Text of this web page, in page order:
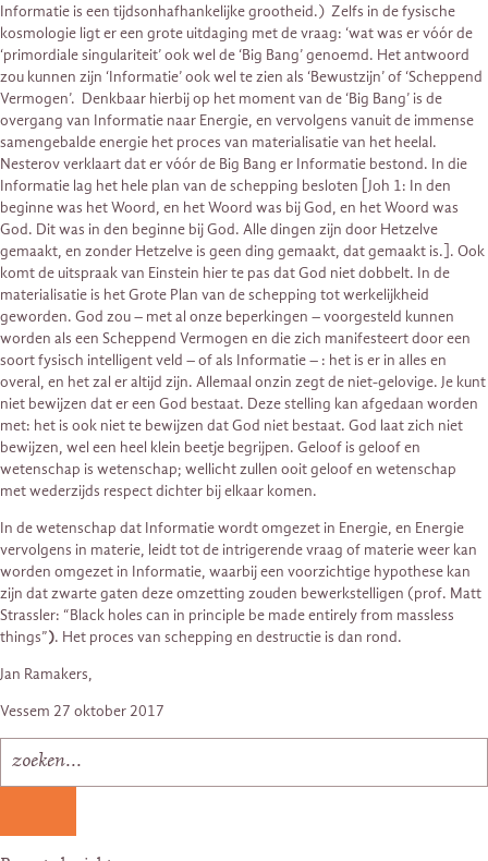
Informatie is een tijdsonhafhankelijke grootheid.) Zelfs in de fysische
kosmologie ligt er een grote uitdaging met de vraag: ‘wat was er vóór de
‘primordiale singulariteit’ ook wel de ‘Big Bang’ genoemd. Het antwoord
zou kunnen zijn ‘Informatie’ ook wel te zien als ‘Bewustzijn’ of ‘Scheppend
Vermogen’. Denkbaar hierbij op het moment van de ‘Big Bang’ is de
overgang van Informatie naar Energie, en vervolgens vanuit de immense
samengebalde energie het proces van materialisatie van het heelal.
Nesterov verklaart dat er vóór de Big Bang er Informatie bestond. In die
Informatie lag het hele plan van de schepping besloten [Joh 1: In den
beginne was het Woord, en het Woord was bij God, en het Woord was
God. Dit was in den beginne bij God. Alle dingen zijn door Hetzelve
gemaakt, en zonder Hetzelve is geen ding gemaakt, dat gemaakt is.]. Ook
komt de uitspraak van Einstein hier te pas dat God niet dobbelt. In de
materialisatie is het Grote Plan van de schepping tot werkelijkheid
geworden. God zou – met al onze beperkingen – voorgesteld kunnen
worden als een Scheppend Vermogen en die zich manifesteert door een
soort fysisch intelligent veld – of als Informatie – : het is er in alles en
overal, en het zal er altijd zijn. Allemaal onzin zegt de niet-gelovige. Je kunt
niet bewijzen dat er een God bestaat. Deze stelling kan afgedaan worden
met: het is ook niet te bewijzen dat God niet bestaat. God laat zich niet
bewijzen, wel een heel klein beetje begrijpen. Geloof is geloof en
wetenschap is wetenschap; wellicht zullen ooit geloof en wetenschap
met wederzijds respect dichter bij elkaar komen.
In de wetenschap dat Informatie wordt omgezet in Energie, en Energie
vervolgens in materie, leidt tot de intrigerende vraag of materie weer kan
worden omgezet in Informatie, waarbij een voorzichtige hypothese kan
zijn dat zwarte gaten deze omzetting zouden bewerkstelligen (prof. Matt
Strassler: “Black holes can in principle be made entirely from massless
things”). Het proces van schepping en destructie is dan rond.
Jan Ramakers,
Vessem 27 oktober 2017